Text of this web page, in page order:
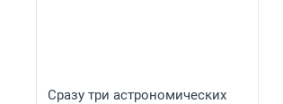
Сразу три астрономических